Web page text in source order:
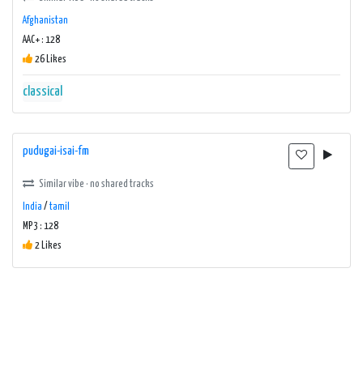
Afghanistan
AAC+ : 128
26 Likes
classical
pudugai-isai-fm
Similar vibe · no shared tracks
India / tamil
MP3 : 128
2 Likes